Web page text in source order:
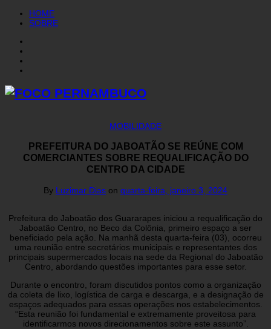
HOME
SOBRE
MOBILIDADE
PREFEITURA DO JABOATÃO SE REÚNE COM
COMERCIANTES SOBRE REQUALIFICAÇÃO DO
CENTRO DA CIDADE
By Luzimar Dias on quarta-feira, janeiro 3, 2024
Prefeitura do Jaboatão dos Guararapes iniciou a requalificação do
Jaboatão Centro, no Beco da Colônia, primeiro espaço a ser
beneficiado pela ação. Na manhã desta quarta-feira (03), ocorreu
uma reunião entre secretários municipais e representantes dos
principais supermercados locais na sede da Regional do Jaboatão
Centro, abordando questões importantes para esse setor.
Durante o encontro, foram discutidos pontos como a organização
da coleta de lixo, logística de carga e descarga, e a designação de
espaços adequados para essas operações nos estabelecimentos.
“Esta reunião foi fundamental e extremamente proveitosa para
identificarmos novos direcionamentos sobre este assunto”.